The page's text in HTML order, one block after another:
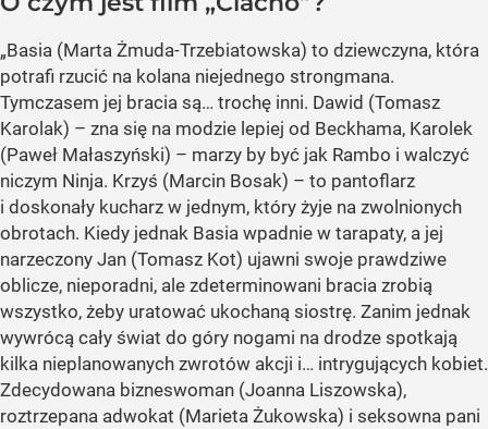
„Basia (Marta Żmuda-Trzebiatowska) to dziewczyna, która
potrafi rzucić na kolana niejednego strongmana.
Tymczasem jej bracia są… trochę inni. Dawid (Tomasz
Karolak) – zna się na modzie lepiej od Beckhama, Karolek
(Paweł Małaszyński) – marzy by być jak Rambo i walczyć
niczym Ninja. Krzyś (Marcin Bosak) – to pantoflarz
i doskonały kucharz w jednym, który żyje na zwolnionych
obrotach. Kiedy jednak Basia wpadnie w tarapaty, a jej
narzeczony Jan (Tomasz Kot) ujawni swoje prawdziwe
oblicze, nieporadni, ale zdeterminowani bracia zrobią
wszystko, żeby uratować ukochaną siostrę. Zanim jednak
wywrócą cały świat do góry nogami na drodze spotkają
kilka nieplanowanych zwrotów akcji i… intrygujących kobiet.
Zdecydowana bizneswoman (Joanna Liszowska),
roztrzepana adwokat (Marieta Żukowska) i seksowna pani